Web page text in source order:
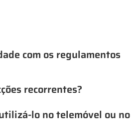
com os regulamentos
recorrentes?
lo no telemóvel ou no